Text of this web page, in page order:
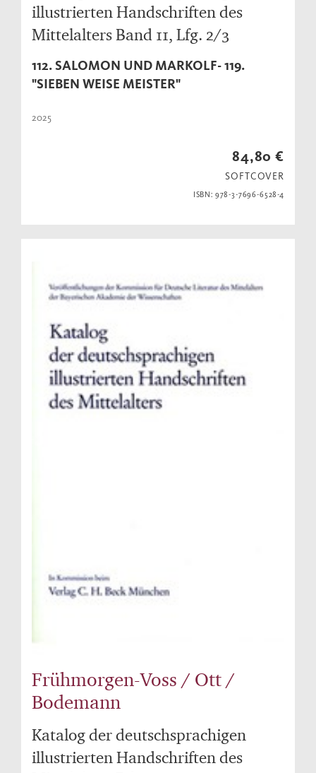
illustrierten Handschriften des
Mittelalters Band 11, Lfg. 2/3
112. SALOMON UND MARKOLF- 119.
"SIEBEN WEISE MEISTER"
2025
84,80 €
SOFTCOVER
ISBN: 978-3-7696-6528-4
Frühmorgen-Voss / Ott /
Bodemann
Katalog der deutschsprachigen
illustrierten Handschriften des